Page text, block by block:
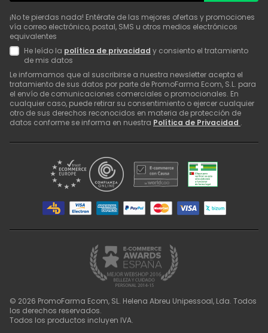
¡No te pierdas nada! Entérate de las mejores ofertas y promociones
vía correo electrónico, postal, SMS u otros medios electrónicos
equivalentes
He leído la política de privacidad y consiento el tratamiento
de mis datos
Le informamos que al suscribirse a nuestra newsletter acepta el
tratamiento de sus datos por parte de PromoFarma Ecom, S.L. para
el envío de comunicaciones comerciales o promocionales. En
cualquier caso, puede retirar su consentimiento o ejercer cualquier
otro de sus derechos reconocidos en materia de protección de
datos conforme se informa en nuestra Política de Privacidad .
© 2026 PromoFarma Ecom, SL. Helena Abreu Unipessoal, Lda. Todos
los derechos reservados.
Todos los productos incluyen IVA.